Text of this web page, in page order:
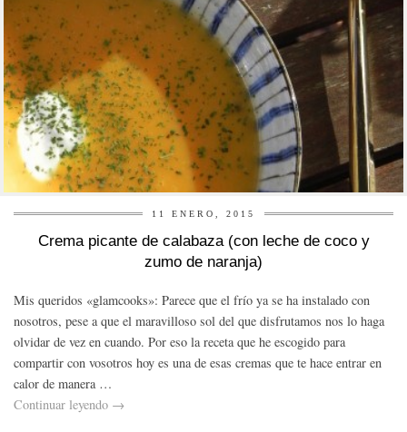
11 ENERO, 2015
Crema picante de calabaza (con leche de coco y
zumo de naranja)
Mis queridos «glamcooks»: Parece que el frío ya se ha instalado con
nosotros, pese a que el maravilloso sol del que disfrutamos nos lo haga
olvidar de vez en cuando. Por eso la receta que he escogido para
compartir con vosotros hoy es una de esas cremas que te hace entrar en
calor de manera …
Continuar leyendo →